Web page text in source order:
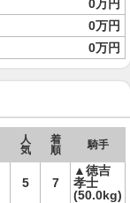
0万円
0万円
0万円
人
気
着
順
騎手
5 7
▲徳吉
孝士
(50.0kg)